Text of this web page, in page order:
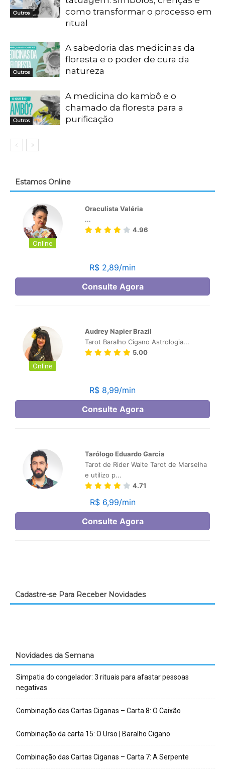
Outros
como transformar o processo em
ritual
Outros
A sabedoria das medicinas da
floresta e o poder de cura da
natureza
Outros
A medicina do kambô e o
chamado da floresta para a
purificação
Estamos Online
Cadastre-se Para Receber Novidades
Novidades da Semana
Simpatia do congelador: 3 rituais para afastar pessoas
negativas
Combinação das Cartas Ciganas – Carta 8: O Caixão
Combinação da carta 15: O Urso | Baralho Cigano
Combinação das Cartas Ciganas – Carta 7: A Serpente